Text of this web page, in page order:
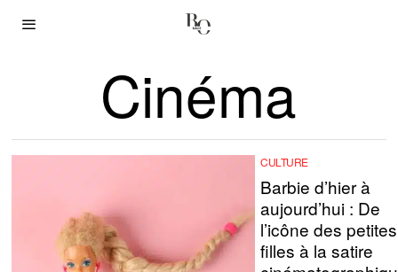
Cinéma
CULTURE
Barbie d’hier à
aujourd’hui : De
l’icône des petites
filles à la satire